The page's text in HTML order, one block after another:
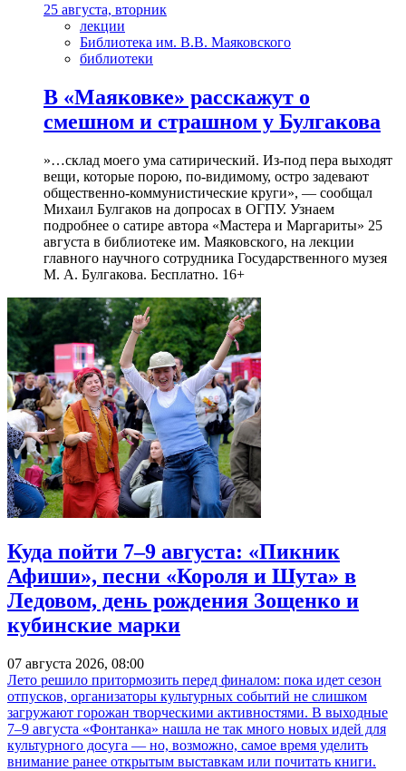
25 августа, вторник
лекции
Библиотека им. В.В. Маяковского
библиотеки
В «Маяковке» расскажут о
смешном и страшном у Булгакова
»…склад моего ума сатирический. Из-под пера выходят
вещи, которые порою, по-видимому, остро задевают
общественно-коммунистические круги», — сообщал
Михаил Булгаков на допросах в ОГПУ. Узнаем
подробнее о сатире автора «Мастера и Маргариты» 25
августа в библиотеке им. Маяковского, на лекции
главного научного сотрудника Государственного музея
М. А. Булгакова. Бесплатно. 16+
Куда пойти 7–9 августа: «Пикник
Афиши», песни «Короля и Шута» в
Ледовом, день рождения Зощенко и
кубинские марки
07 августа 2026, 08:00
Лето решило притормозить перед финалом: пока идет сезон
отпусков, организаторы культурных событий не слишком
загружают горожан творческими активностями. В выходные
7–9 августа «Фонтанка» нашла не так много новых идей для
культурного досуга — но, возможно, самое время уделить
внимание ранее открытым выставкам или почитать книги.